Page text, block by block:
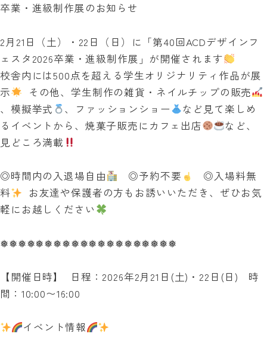
卒業・進級制作展のお知らせ
2月21日（土）・22日（日）に「第40回ACDデザインフ
ェスタ2026卒業・進級制作展」が開催されます
校舎内には500点を超える学生オリジナリティ作品が展
示
その他、学生制作の雑貨・ネイルチップの販売
、模擬挙式
、ファッションショー
など見て楽しめ
るイベントから、焼菓子販売にカフェ出店
など、
見どころ満載
◎時間内の入退場自由 ◎予約不要
◎入場料無
料
お友達や保護者の方もお誘いいただき、ぜひお気
軽にお越しください
❅❅❅❅❅❅❅❅❅❅❅❅❅❅❅❅❅❅❅❅
【開催日時】 日程：2026年2月21日(土)・22日(日) 時
間：10:00〜16:00
イベント情報